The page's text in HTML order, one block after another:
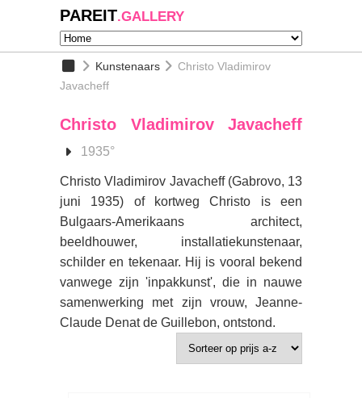
PAREIT.GALLERY
Kunstenaars
Christo Vladimirov
Javacheff
Christo Vladimirov Javacheff
1935°
Christo Vladimirov Javacheff (Gabrovo, 13
juni 1935) of kortweg Christo is een
Bulgaars-Amerikaans architect,
beeldhouwer, installatiekunstenaar,
schilder en tekenaar. Hij is vooral bekend
vanwege zijn 'inpakkunst', die in nauwe
samenwerking met zijn vrouw, Jeanne-
Claude Denat de Guillebon, ontstond.